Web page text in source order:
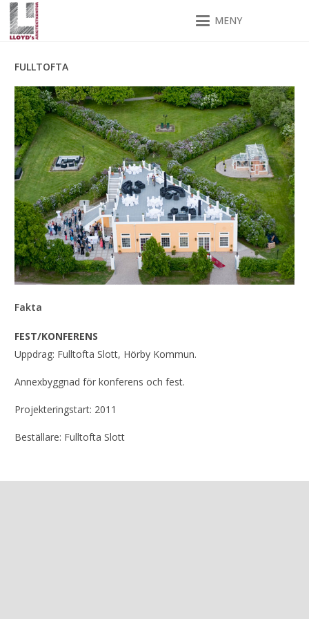
MENY
FULLTOFTA
Fakta
FEST/KONFERENS
Uppdrag: Fulltofta Slott, Hörby Kommun.
Annexbyggnad för konferens och fest.
Projekteringstart: 2011
Beställare: Fulltofta Slott